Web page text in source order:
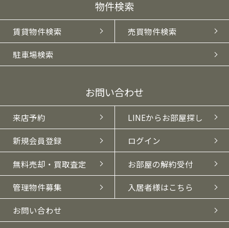
物件検索
賃貸物件検索 売買物件検索
駐車場検索
お問い合わせ
来店予約 LINEからお部屋探し
新規会員登録 ログイン
無料売却・買取査定 お部屋の解約受付
管理物件募集 入居者様はこちら
お問い合わせ